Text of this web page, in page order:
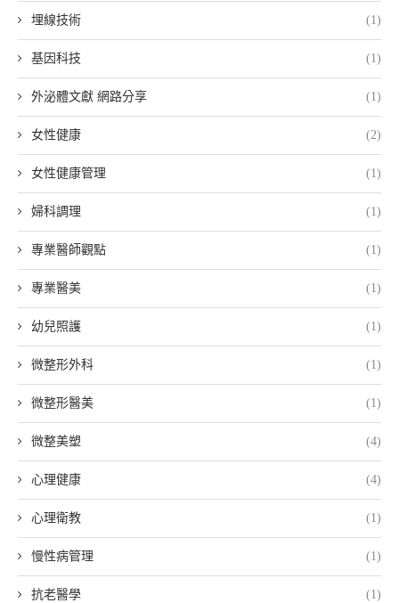
埋線技術 (1)
基因科技 (1)
外泌體文獻 網路分享 (1)
女性健康 (2)
女性健康管理 (1)
婦科調理 (1)
專業醫師觀點 (1)
專業醫美 (1)
幼兒照護 (1)
微整形外科 (1)
微整形醫美 (1)
微整美塑 (4)
心理健康 (4)
心理衛教 (1)
慢性病管理 (1)
抗老醫學 (1)